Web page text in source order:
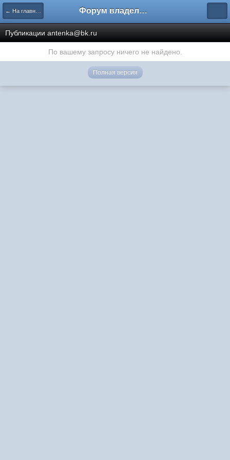
← На главную Форум владельцев интернет-магазинов
Публикации antenka@bk.ru
По вашему запросу ничего не найдено.
Полная версия